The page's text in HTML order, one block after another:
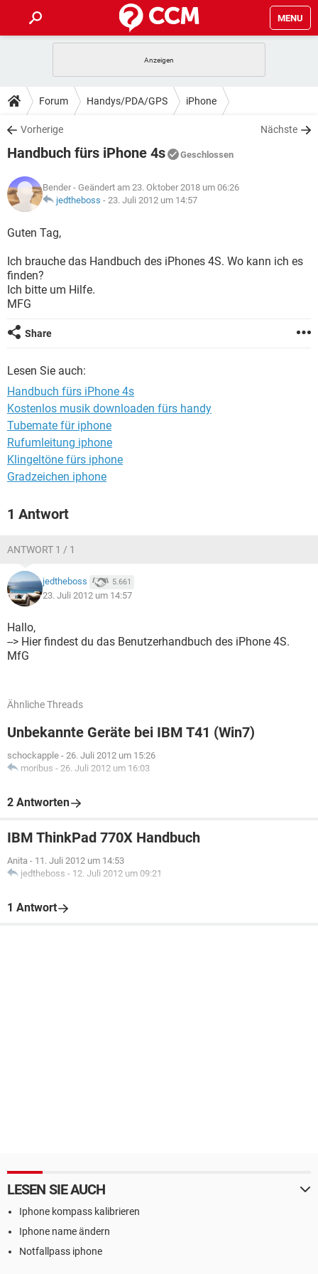
MENU
ANDROID IOS
WINDOWS 10
WHATSAPP TIKTOK
FACEBOOK
TIPPS & TRICKS
SPIELE STREAMING
WHATSAPP TIKTOK
FACEBOOK
DOWNLOADS
SPIELE STREAMING
ANDROID
WINDOWS 10 INSTAGRAM
WHATSAPP
SPIELE STREAMING
ANDROID
WINDOWS 10
WHATSAPP TIKTOK
FACEBOOK
LEXIKON
SPIELE
WINDOWS 10
WHATSAPP
FACEBOOK
Forum Handys/PDA/GPS iPhone
Vorherige Nächste
Handbuch fürs iPhone 4s Geschlossen
Bender - Geändert am 23. Oktober 2018 um 06:26
jedtheboss - 23. Juli 2012 um 14:57
Guten Tag,
Ich brauche das Handbuch des iPhones 4S. Wo kann ich es
finden?
Ich bitte um Hilfe.
MFG
Share
Lesen Sie auch:
Handbuch fürs iPhone 4s
Kostenlos musik downloaden fürs handy
Tubemate für iphone
Rufumleitung iphone
Klingeltöne fürs iphone
Gradzeichen iphone
1 Antwort
ANTWORT 1 / 1
jedtheboss 5.661
23. Juli 2012 um 14:57
Hallo,
--> Hier findest du das Benutzerhandbuch des iPhone 4S.
MfG
Ähnliche Threads
Unbekannte Geräte bei IBM T41 (Win7)
schockapple - 26. Juli 2012 um 15:26
moribus - 26. Juli 2012 um 16:03
2 Antworten
IBM ThinkPad 770X Handbuch
Anita - 11. Juli 2012 um 14:53
jedtheboss - 12. Juli 2012 um 09:21
1 Antwort
LESEN SIE AUCH
Iphone kompass kalibrieren
Iphone name ändern
Notfallpass iphone